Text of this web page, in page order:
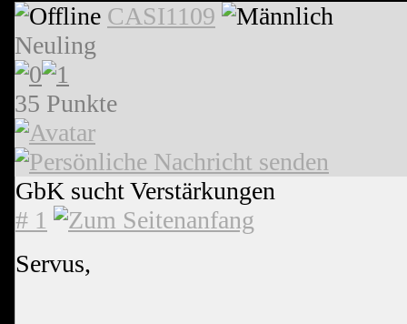
CASI1109
Neuling
35 Punkte
GbK sucht Verstärkungen
# 1
Servus,